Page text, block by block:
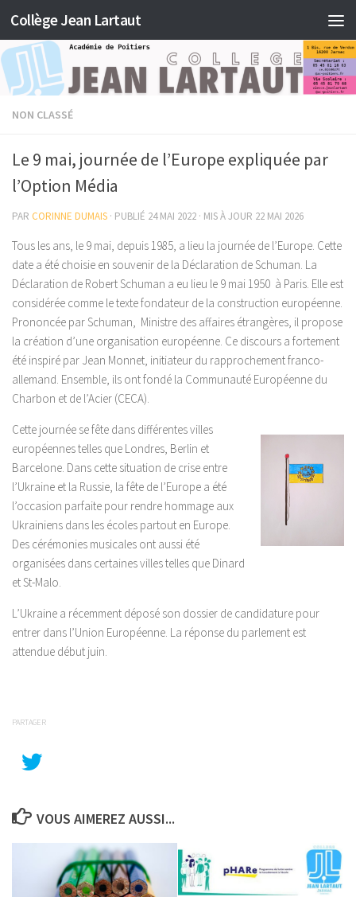
Skip to content
Collège Jean Lartaut
NON CLASSÉ
Le 9 mai, journée de l’Europe expliquée par
l’Option Média
PAR CORINNE DUMAIS · PUBLIÉ 24 MAI 2022 · MIS À JOUR 22 MAI 2026
Tous les ans, le 9 mai, depuis 1985, a lieu la journée de l’Europe. Cette
date a été choisie en souvenir de la Déclaration de Schuman. La
Déclaration de Robert Schuman a eu lieu le 9 mai 1950 à Paris. Elle est
considérée comme le texte fondateur de la construction européenne.
Prononcée par Schuman, Ministre des affaires étrangères, il propose
la création d’une organisation européenne. Ce discours a fortement
été inspiré par Jean Monnet, initiateur du rapprochement franco-
allemand. Ensemble, ils ont fondé la Communauté Européenne du
Charbon et de l’Acier (CECA).
Cette journée se fête dans différentesvilles
européennes telles que Londres, Berlin et
Barcelone. Dans cette situation de crise entre
l’Ukraine et la Russie, la fête de l’Europe a été
l’occasion parfaite pour rendre hommage aux
Ukrainiens dans les écoles partout en Europe.
Des cérémonies musicales ont aussi été
organisées dans certaines villes telles que Dinard
et St-Malo.
L’Ukraine a récemment déposé son dossier de candidature pour
entrer dans l’Union Européenne. La réponse du parlement est
attendue début juin.
PARTAGER
VOUS AIMEREZ AUSSI...